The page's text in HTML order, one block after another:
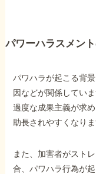
お客様からの感
サイトマップ
で
パワーハラスメン
パワハラが起こる背
因などが関係してい
過度な成果主義が求
助長されやすくなりま
また、加害者がスト
合、パワハラ行為が